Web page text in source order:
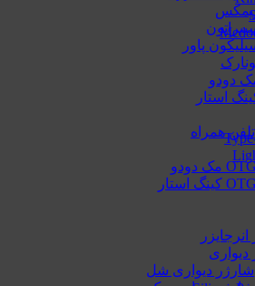
پاور
دودو
استار
همراه
دیواری
شارژر دیواری شل